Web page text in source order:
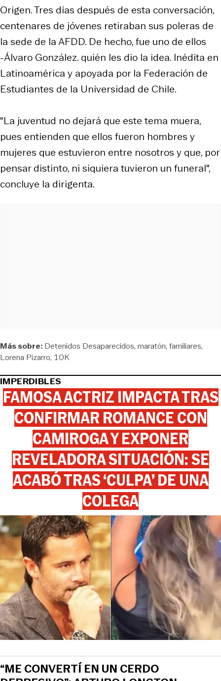
Origen. Tres días después de esta conversación,
centenares de jóvenes retiraban sus poleras de
la sede de la AFDD. De hecho, fue uno de ellos
-Álvaro González. quién les dio la idea. Inédita en
Latinoamérica y apoyada por la Federación de
Estudiantes de la Universidad de Chile.
"La juventud no dejará que este tema muera,
pues entienden que ellos fueron hombres y
mujeres que estuvieron entre nosotros y que, por
pensar distinto, ni siquiera tuvieron un funeral",
concluye la dirigenta.
Más sobre: Detenidos Desaparecidos maratón familiares
Lorena Pizarro 10K
IMPERDIBLES
FAMOSA ACTRIZ IMPACTA TRAS
CONFIRMAR ROMANCE CON
CAMIROGA Y EXPONER
REVELADORA SITUACIÓN: SE
ACABÓ TRAS ‘CULPA’ DE UNA
COLEGA
“ME CONVERTÍ EN UN CERDO